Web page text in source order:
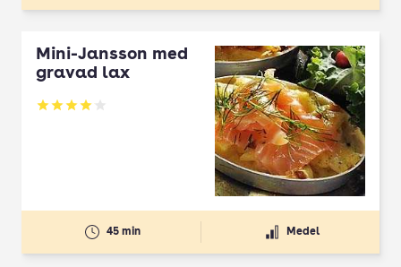
Mini-Jansson med
gravad lax
Betyg: 4.05 av 5
45 min Medel